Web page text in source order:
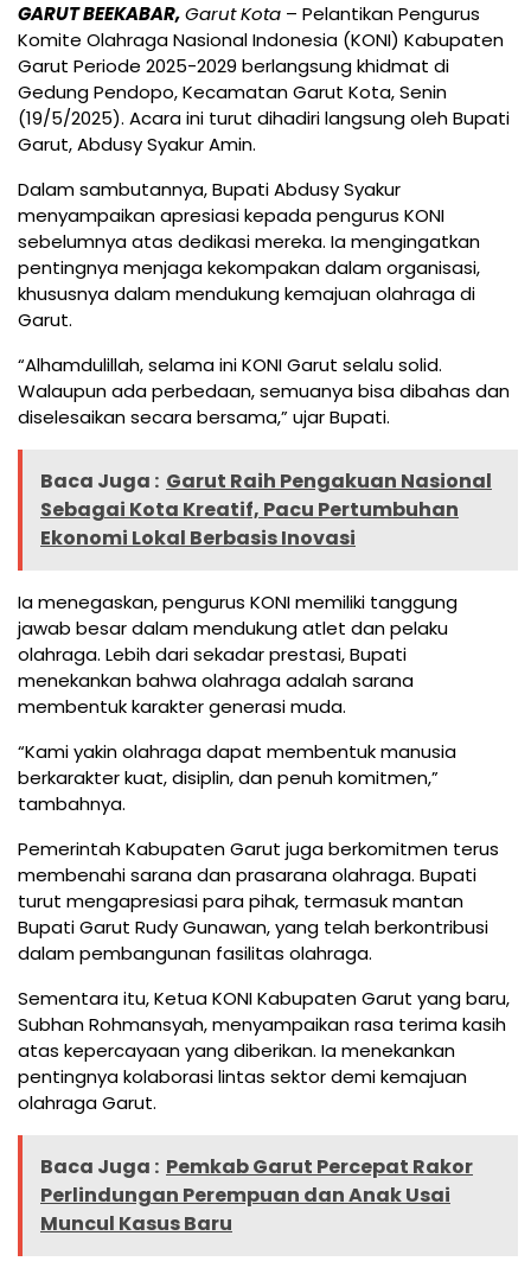
GARUT BEEKABAR,Garut Kota – Pelantikan Pengurus
Komite Olahraga Nasional Indonesia (KONI) Kabupaten
Garut Periode 2025-2029 berlangsung khidmat di
Gedung Pendopo, Kecamatan Garut Kota, Senin
(19/5/2025). Acara ini turut dihadiri langsung oleh Bupati
Garut, Abdusy Syakur Amin.
Dalam sambutannya, Bupati Abdusy Syakur
menyampaikan apresiasi kepada pengurus KONI
sebelumnya atas dedikasi mereka. Ia mengingatkan
pentingnya menjaga kekompakan dalam organisasi,
khususnya dalam mendukung kemajuan olahraga di
Garut.
“Alhamdulillah, selama ini KONI Garut selalu solid.
Walaupun ada perbedaan, semuanya bisa dibahas dan
diselesaikan secara bersama,” ujar Bupati.
Baca Juga : Garut Raih Pengakuan Nasional
Sebagai Kota Kreatif, Pacu Pertumbuhan
Ekonomi Lokal Berbasis Inovasi
Ia menegaskan, pengurus KONI memiliki tanggung
jawab besar dalam mendukung atlet dan pelaku
olahraga. Lebih dari sekadar prestasi, Bupati
menekankan bahwa olahraga adalah sarana
membentuk karakter generasi muda.
“Kami yakin olahraga dapat membentuk manusia
berkarakter kuat, disiplin, dan penuh komitmen,”
tambahnya.
Pemerintah Kabupaten Garut juga berkomitmen terus
membenahi sarana dan prasarana olahraga. Bupati
turut mengapresiasi para pihak, termasuk mantan
Bupati Garut Rudy Gunawan, yang telah berkontribusi
dalam pembangunan fasilitas olahraga.
Sementara itu, Ketua KONI Kabupaten Garut yang baru,
Subhan Rohmansyah, menyampaikan rasa terima kasih
atas kepercayaan yang diberikan. Ia menekankan
pentingnya kolaborasi lintas sektor demi kemajuan
olahraga Garut.
Baca Juga : Pemkab Garut Percepat Rakor
Perlindungan Perempuan dan Anak Usai
Muncul Kasus Baru